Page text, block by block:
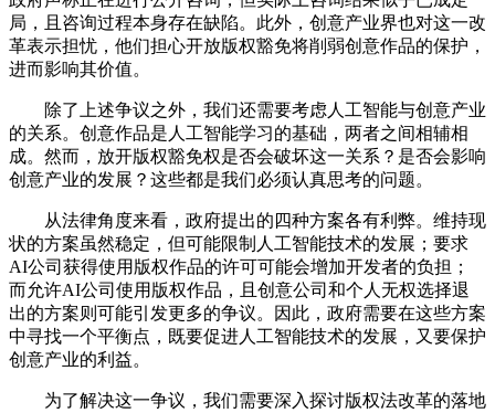
局，且咨询过程本身存在缺陷。此外，创意产业界也对这一改
革表示担忧，他们担心开放版权豁免将削弱创意作品的保护，
进而影响其价值。
除了上述争议之外，我们还需要考虑人工智能与创意产业
的关系。创意作品是人工智能学习的基础，两者之间相辅相
成。然而，放开版权豁免权是否会破坏这一关系？是否会影响
创意产业的发展？这些都是我们必须认真思考的问题。
从法律角度来看，政府提出的四种方案各有利弊。维持现
状的方案虽然稳定，但可能限制人工智能技术的发展；要求
AI公司获得使用版权作品的许可可能会增加开发者的负担；
而允许AI公司使用版权作品，且创意公司和个人无权选择退
出的方案则可能引发更多的争议。因此，政府需要在这些方案
中寻找一个平衡点，既要促进人工智能技术的发展，又要保护
创意产业的利益。
为了解决这一争议，我们需要深入探讨版权法改革的落地